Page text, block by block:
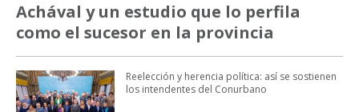
Achával y un estudio que lo perfila
como el sucesor en la provincia
Reelección y herencia política: así se sostienen
los intendentes del Conurbano